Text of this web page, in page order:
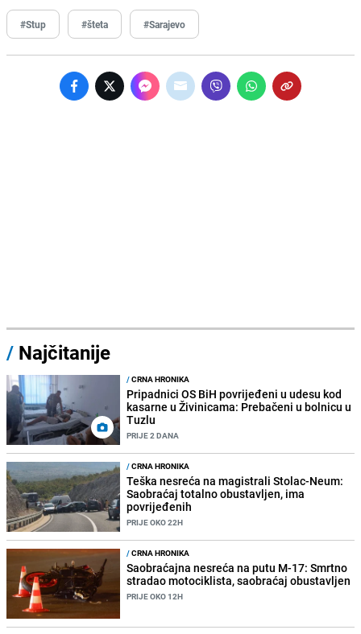
#Stup #šteta #Sarajevo
/ Najčitanije
/CRNA HRONIKA
Pripadnici OS BiH povrijeđeni u udesu kod
kasarne u Živinicama: Prebačeni u bolnicu u
Tuzlu
PRIJE 2 DANA
/CRNA HRONIKA
Teška nesreća na magistrali Stolac-Neum:
Saobraćaj totalno obustavljen, ima
povrijeđenih
PRIJE OKO 22H
/CRNA HRONIKA
Saobraćajna nesreća na putu M-17: Smrtno
stradao motociklista, saobraćaj obustavljen
PRIJE OKO 12H